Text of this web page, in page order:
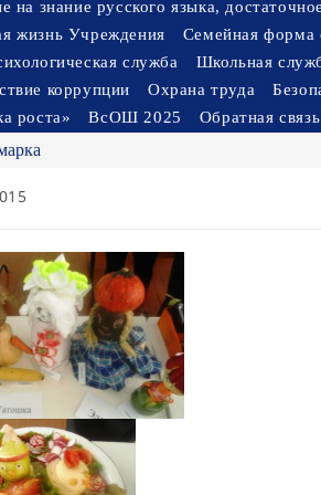
на знание русского языка,
жизнь Учреждения
Семейная форма
служба
Школьная
коррупции
Охрана труда
роста»
ВсОШ 2025 Обратная связь